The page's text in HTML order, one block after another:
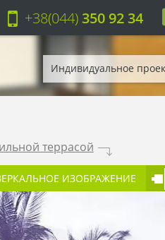
+38(044)350 92 34
Индивидуальное
террасой .
ИЗОБРАЖЕНИЕ